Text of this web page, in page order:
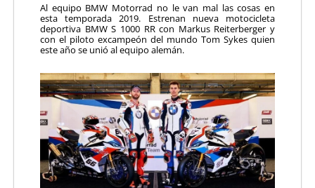
Al equipo BMW Motorrad no le van mal las cosas en
esta temporada 2019. Estrenan nueva motocicleta
deportiva BMW S 1000 RR con Markus Reiterberger y
con el piloto excampeón del mundo Tom Sykes quien
este año se unió al equipo alemán.